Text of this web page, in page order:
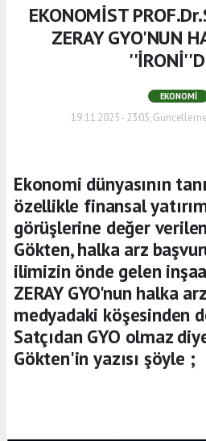
EKONOMİST
ZERAY GYO'NUN
EKONOMI
19.11.2025 - 23:05,
Ekonomi dünyasının
özellikle finansal
görüşlerine değer
Gökten, halka arz
ilimizin önde gelen
ZERAY GYO'nun halka
medyadaki köşesinden
Satçıdan GYO olmaz
Gökten'in yazısı şöyle ;